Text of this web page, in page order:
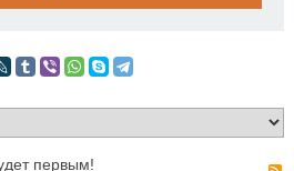
первым!